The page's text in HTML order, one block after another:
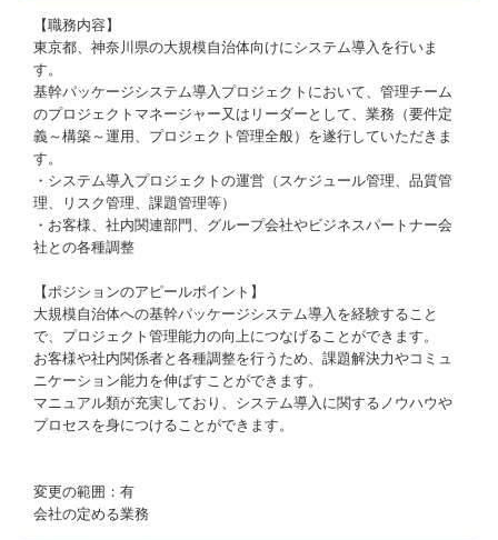
【職務内容】
東京都、神奈川県の大規模自治体向けにシステム導入を行いま
す。
基幹パッケージシステム導入プロジェクトにおいて、管理チーム
のプロジェクトマネージャー又はリーダーとして、業務（要件定
義～構築～運用、プロジェクト管理全般）を遂行していただきま
す。
・システム導入プロジェクトの運営（スケジュール管理、品質管
理、リスク管理、課題管理等）
・お客様、社内関連部門、グループ会社やビジネスパートナー会
社との各種調整
【ポジションのアピールポイント】
大規模自治体への基幹パッケージシステム導入を経験すること
で、プロジェクト管理能力の向上につなげることができます。
お客様や社内関係者と各種調整を行うため、課題解決力やコミュ
ニケーション能力を伸ばすことができます。
マニュアル類が充実しており、システム導入に関するノウハウや
プロセスを身につけることができます。
変更の範囲：有
会社の定める業務